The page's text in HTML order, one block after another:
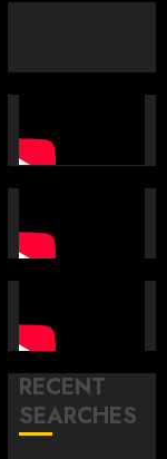
RECENT
SEARCHES